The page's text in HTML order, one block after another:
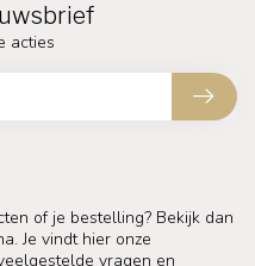
of je bestelling? Bekijk dan
Je vindt hier onze
vragen en
acties